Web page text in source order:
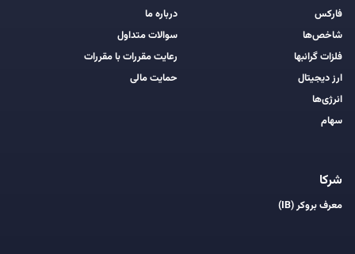
فارکس
شاخص‌ها
فلزات گرانبها
ارز دیجیتال
انرژی‌ها
سهام
درباره ما
سوالات متداول
رعایت مقررات با مقررات
حمایت مالی
شرکا
معرف بروکر (IB)